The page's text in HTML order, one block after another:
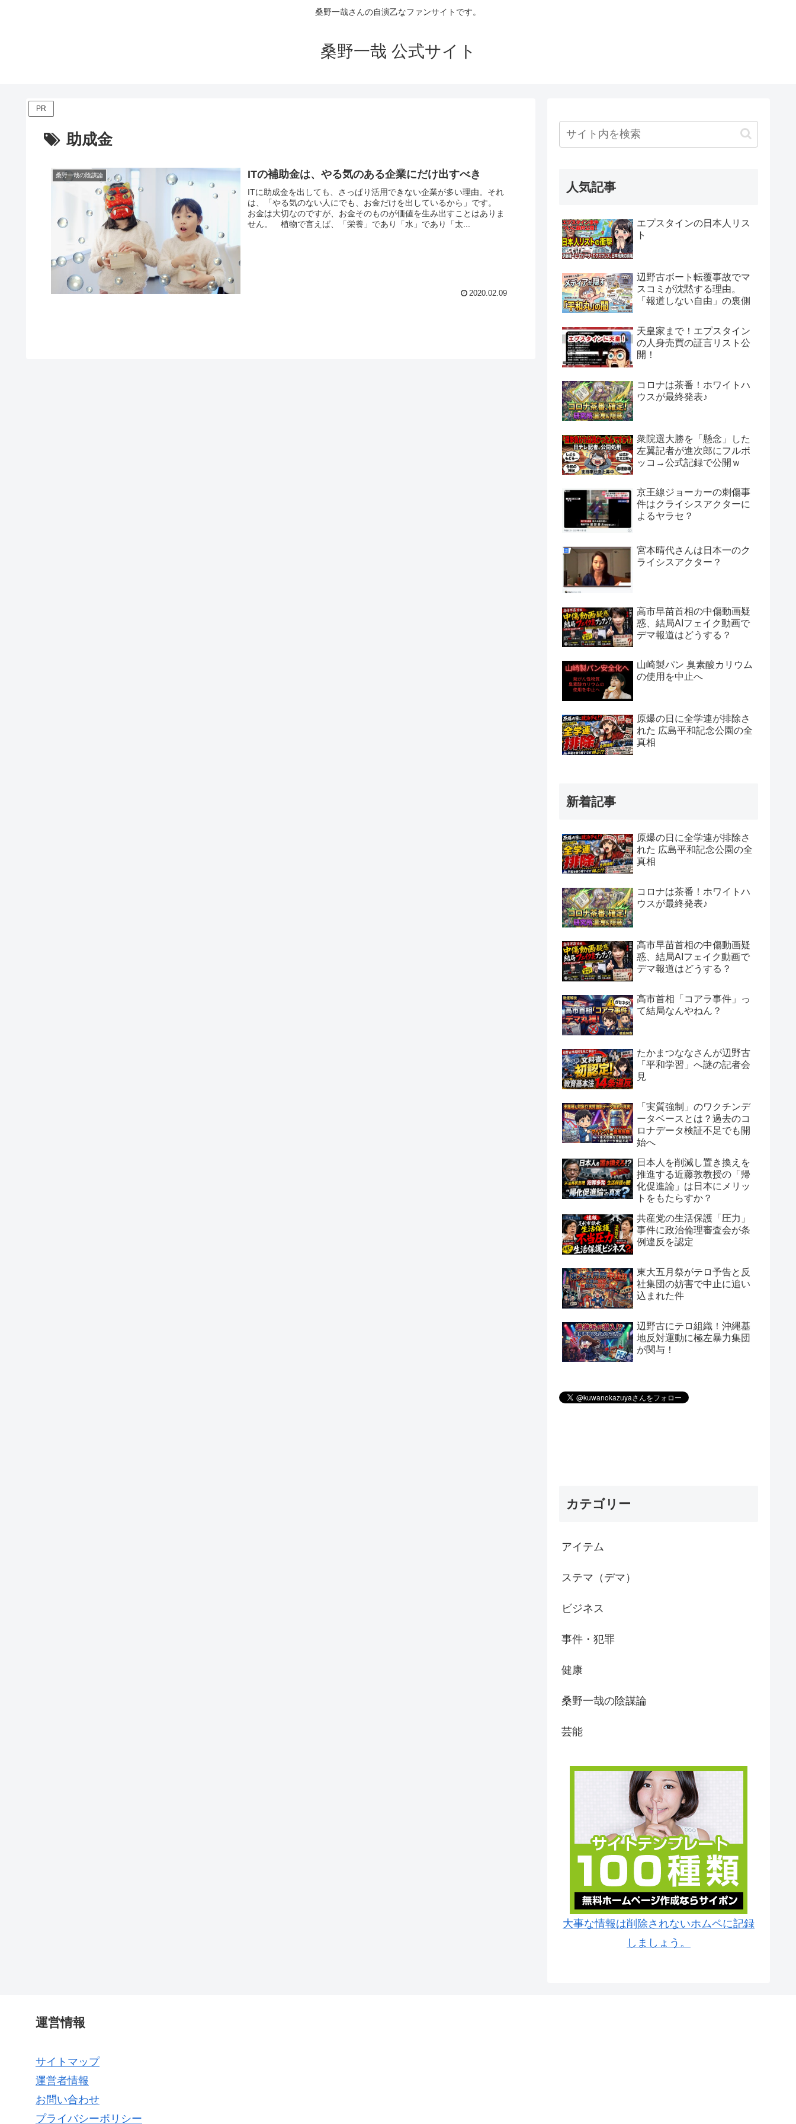
桑野一哉さんの自演乙なファンサイトです。
桑野一哉 公式サイト
PR
助成金
桑野一哉の陰謀論 ITの補助金は、やる気のある企業にだけ出すべき
ITに助成金を出しても、さっぱり活用できない企業が多い理由。それ
は、「やる気のない人にでも、お金だけを出しているから」です。
お金は大切なのですが、お金そのものが価値を生み出すことはありま
せん。 植物で言えば、「栄養」であり「水」であり「太...
2020.02.09
人気記事
エプスタインの日本人リス
ト
辺野古ボート転覆事故でマ
スコミが沈黙する理由。
「報道しない自由」の裏側
天皇家まで！エプスタイン
の人身売買の証言リスト公
開！
コロナは茶番！ホワイトハ
ウスが最終発表♪
衆院選大勝を「懸念」した
左翼記者が進次郎にフルボ
ッコ→公式記録で公開ｗ
京王線ジョーカーの刺傷事
件はクライシスアクターに
よるヤラセ？
宮本晴代さんは日本一のク
ライシスアクター？
高市早苗首相の中傷動画疑
惑、結局AIフェイク動画で
デマ報道はどうする？
山崎製パン 臭素酸カリウム
の使用を中止へ
原爆の日に全学連が排除さ
れた 広島平和記念公園の全
真相
新着記事
原爆の日に全学連が排除さ
れた 広島平和記念公園の全
真相
コロナは茶番！ホワイトハ
ウスが最終発表♪
高市早苗首相の中傷動画疑
惑、結局AIフェイク動画で
デマ報道はどうする？
高市首相「コアラ事件」っ
て結局なんやねん？
たかまつななさんが辺野古
「平和学習」へ謎の記者会
見
「実質強制」のワクチンデ
ータベースとは？過去のコ
ロナデータ検証不足でも開
始へ
日本人を削減し置き換えを
推進する近藤敦教授の「帰
化促進論」は日本にメリッ
トをもたらすか？
共産党の生活保護「圧力」
事件に政治倫理審査会が条
例違反を認定
東大五月祭がテロ予告と反
社集団の妨害で中止に追い
込まれた件
辺野古にテロ組織！沖縄基
地反対運動に極左暴力集団
が関与！
カテゴリー
アイテム
ステマ（デマ）
ビジネス
事件・犯罪
健康
桑野一哉の陰謀論
芸能
大事な情報は削除されないホムペに記録
しましょう。
運営情報
サイトマップ
運営者情報
お問い合わせ
プライバシーポリシー